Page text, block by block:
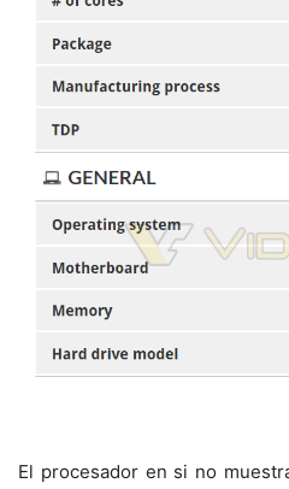
El procesador en si no